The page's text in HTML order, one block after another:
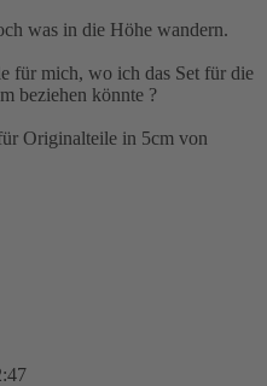
was in die Höhe wandern.
für mich, wo ich das Set für die
beziehen könnte ?
Originalteile in 5cm von